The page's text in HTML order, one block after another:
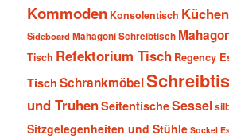
Kommoden Konsolentisch
SideboardMahagoni Schreibtisch
Tisch Refektorium Tisch Regency
Tisch Schrankmöbel
und TruhenSeitentischeSessel
Sitzgelegenheiten und Stühle Sockel